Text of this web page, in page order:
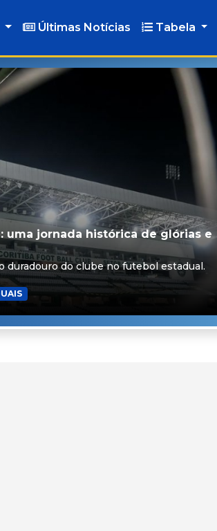
Últimas Notícias Tabela
uma jornada histórica de glórias e
duradouro do clube no futebol estadual.